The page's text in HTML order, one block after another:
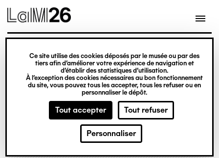
Gestion des cookies
Ce site utilise des cookies déposés par le musée ou par des
tiers afin d’améliorer votre expérience de navigation et
d’établir des statistiques d’utilisation.
À l’exception des cookies nécessaires au bon fonctionnement
du site, vous pouvez tous les accepter, tous les refuser ou en
personnaliser le dépôt.
Tout accepter Tout refuser
Personnaliser
contenu